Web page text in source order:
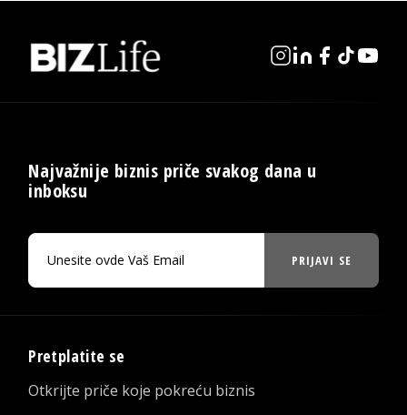
Najvažnije biznis priče svakog dana u
inboksu
PRIJAVI SE
Pretplatite se
Otkrijte priče koje pokreću biznis